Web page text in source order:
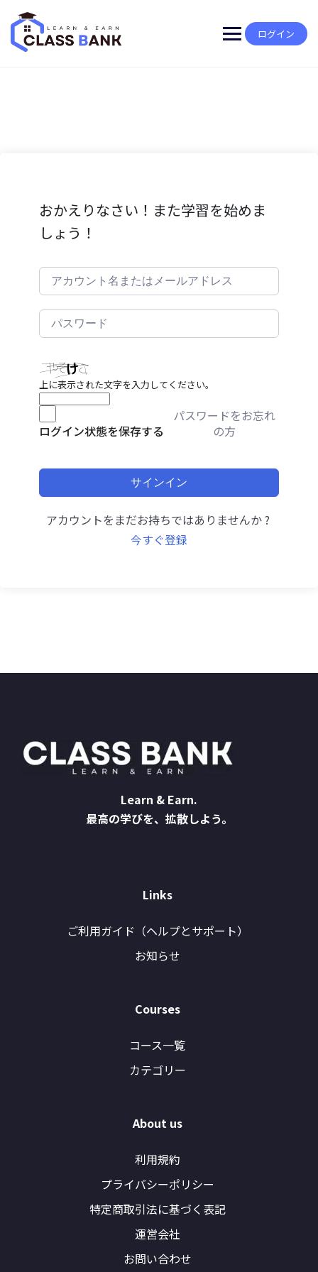
content
ログイン
おかえりなさい！また学習を始めま
しょう！
上に表示された文字を入力してください。
ログイン状態を保存する
パスワードをお忘れ
の方
サインイン
アカウントをまだお持ちではありませんか ?
今すぐ登録
Learn & Earn.
最高の学びを、拡散しよう。
Links
ご利用ガイド（ヘルプとサポート）
お知らせ
Courses
コース一覧
カテゴリー
About us
利用規約
プライバシーポリシー
特定商取引法に基づく表記
運営会社
お問い合わせ